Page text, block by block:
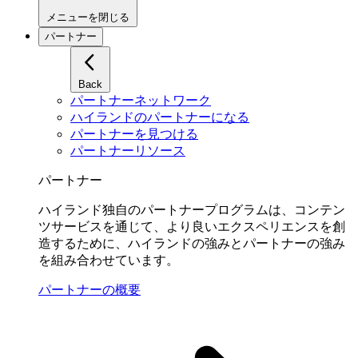
メニューを閉じる
パートナー
Back
パートナーネットワーク
ハイランドのパートナーになる
パートナーを見つける
パートナーリソース
パートナー
ハイランド独自のパートナープログラムは、コンテン
ツサービスを通じて、より良いエクスペリエンスを創
造するために、ハイランドの強みとパートナーの強み
を組み合わせています。
パートナーの概要